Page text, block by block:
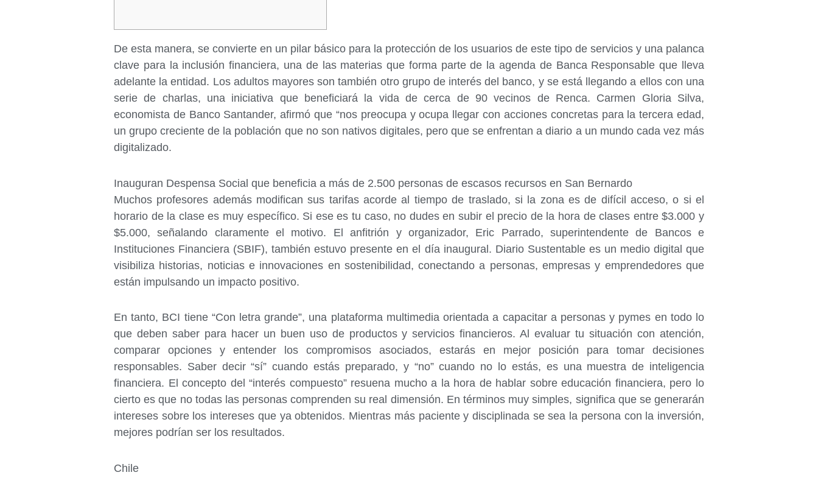
De esta manera, se convierte en un pilar básico para la protección de los usuarios de este tipo de servicios y una palanca
clave para la inclusión financiera, una de las materias que forma parte de la agenda de Banca Responsable que lleva
adelante la entidad. Los adultos mayores son también otro grupo de interés del banco, y se está llegando a ellos con una
serie de charlas, una iniciativa que beneficiará la vida de cerca de 90 vecinos de Renca. Carmen Gloria Silva,
economista de Banco Santander, afirmó que “nos preocupa y ocupa llegar con acciones concretas para la tercera edad,
un grupo creciente de la población que no son nativos digitales, pero que se enfrentan a diario a un mundo cada vez más
digitalizado.
Inauguran Despensa Social que beneficia a más de 2.500 personas de escasos recursos en San Bernardo
Muchos profesores además modifican sus tarifas acorde al tiempo de traslado, si la zona es de difícil acceso, o si el
horario de la clase es muy específico. Si ese es tu caso, no dudes en subir el precio de la hora de clases entre $3.000 y
$5.000, señalando claramente el motivo. El anfitrión y organizador, Eric Parrado, superintendente de Bancos e
Instituciones Financiera (SBIF), también estuvo presente en el día inaugural. Diario Sustentable es un medio digital que
visibiliza historias, noticias e innovaciones en sostenibilidad, conectando a personas, empresas y emprendedores que
están impulsando un impacto positivo.
En tanto, BCI tiene “Con letra grande”, una plataforma multimedia orientada a capacitar a personas y pymes en todo lo
que deben saber para hacer un buen uso de productos y servicios financieros. Al evaluar tu situación con atención,
comparar opciones y entender los compromisos asociados, estarás en mejor posición para tomar decisiones
responsables. Saber decir “sí” cuando estás preparado, y “no” cuando no lo estás, es una muestra de inteligencia
financiera. El concepto del “interés compuesto” resuena mucho a la hora de hablar sobre educación financiera, pero lo
cierto es que no todas las personas comprenden su real dimensión. En términos muy simples, significa que se generarán
intereses sobre los intereses que ya obtenidos. Mientras más paciente y disciplinada se sea la persona con la inversión,
mejores podrían ser los resultados.
Chile